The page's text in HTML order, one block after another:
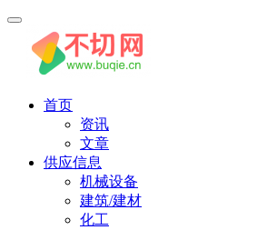
首页
资讯
文章
供应信息
机械设备
建筑/建材
化工